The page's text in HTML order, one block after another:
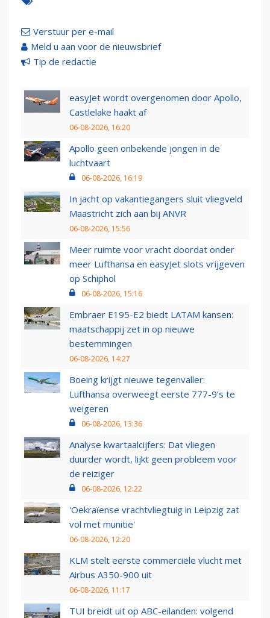
Verstuur per e-mail
Meld u aan voor de nieuwsbrief
Tip de redactie
easyJet wordt overgenomen door Apollo,
Castlelake haakt af
06-08-2026, 16:20
Apollo geen onbekende jongen in de
luchtvaart
06-08-2026, 16:19
In jacht op vakantiegangers sluit vliegveld
Maastricht zich aan bij ANVR
06-08-2026, 15:56
Meer ruimte voor vracht doordat onder
meer Lufthansa en easyJet slots vrijgeven
op Schiphol
06-08-2026, 15:16
Embraer E195-E2 biedt LATAM kansen:
maatschappij zet in op nieuwe
bestemmingen
06-08-2026, 14:27
Boeing krijgt nieuwe tegenvaller:
Lufthansa overweegt eerste 777-9’s te
weigeren
06-08-2026, 13:36
Analyse kwartaalcijfers: Dat vliegen
duurder wordt, lijkt geen probleem voor
de reiziger
06-08-2026, 12:22
'Oekraïense vrachtvliegtuig in Leipzig zat
vol met munitie'
06-08-2026, 12:20
KLM stelt eerste commerciële vlucht met
Airbus A350-900 uit
06-08-2026, 11:17
TUI breidt uit op ABC-eilanden: volgend